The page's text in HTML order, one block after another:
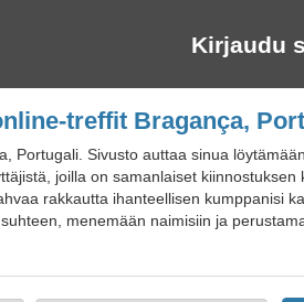
Kirjaudu
treffit Bragança,
Portugali. Sivusto auttaa sinua
joilla on samanlaiset
rakkautta ihanteellisen kumppanisi
menemään naimisiin ja